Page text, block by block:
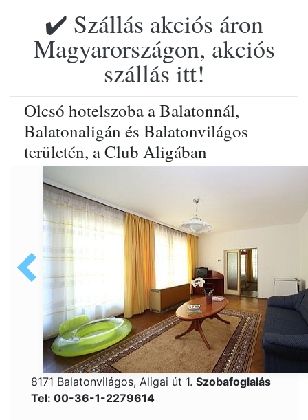
✔️ Szállás akciós áron
Magyarországon, akciós
szállás itt!
Olcsó hotelszoba a Balatonnál,
Balatonaligán és Balatonvilágos
területén, a Club Aligában
8171 Balatonvilágos, Aligai út 1. Szobafoglalás
Tel: 00-36-1-2279614